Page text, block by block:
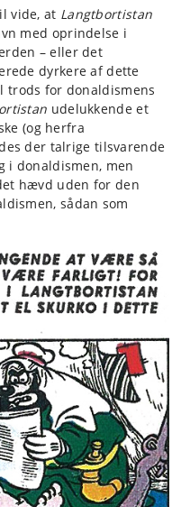
vide, at Langtbortistan
med oprindelse i
– eller det
dyrkere af dette
trods for donaldismens
udelukkende et
(og herfra
der talrige tilsvarende
i donaldismen, men
hævd uden for den
sådan som